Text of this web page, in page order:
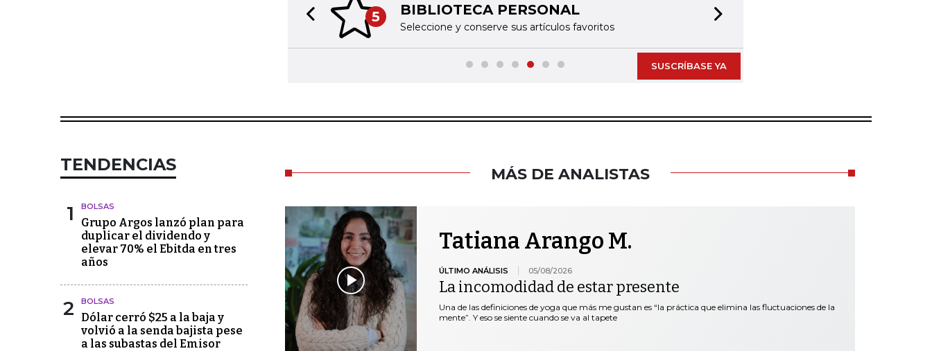
5 BIBLIOTECA PERSONAL
Seleccione y conserve sus artículos favoritos
Previous slide
SUSCRÍBASE YA
TENDENCIAS
1 BOLSAS
Grupo Argos lanzó plan para
duplicar el dividendo y
elevar 70% el Ebitda en tres
años
2 BOLSAS
Dólar cerró $25 a la baja y
volvió a la senda bajista pese
a las subastas del Emisor
MÁS DE ANALISTAS
Tatiana Arango M.
ÚLTIMO ANÁLISIS 05/08/2026
La incomodidad de estar presente
Una de las definiciones de yoga que más me gustan es “la práctica que elimina las fluctuaciones de la
mente”. Y eso se siente cuando se va al tapete